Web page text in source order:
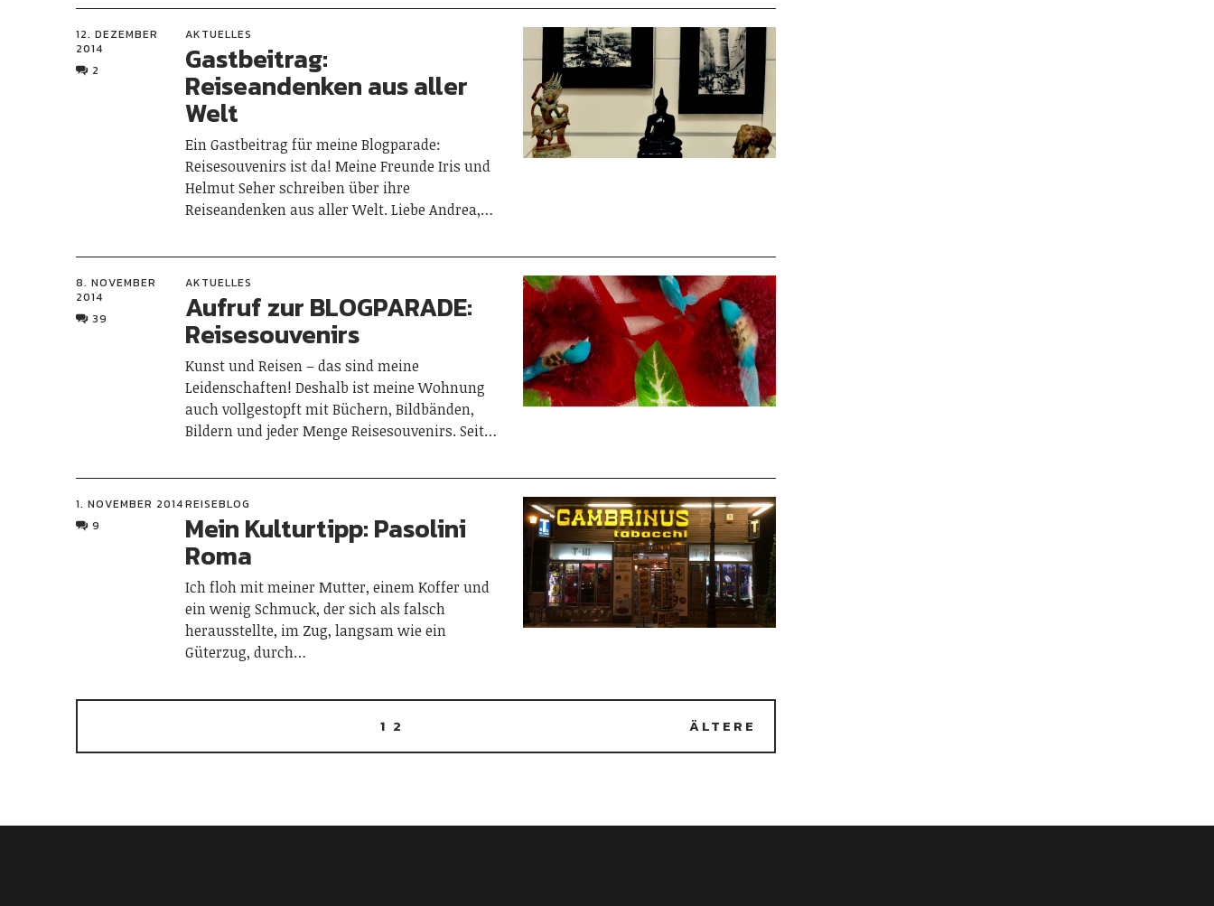
12. DEZEMBER
2014
2
AKTUELLES
Gastbeitrag:
Reiseandenken aus aller
Welt
Ein Gastbeitrag für meine Blogparade:
Reisesouvenirs ist da! Meine Freunde Iris und
Helmut Seher schreiben über ihre
Reiseandenken aus aller Welt. Liebe Andrea,…
8. NOVEMBER
2014
39
AKTUELLES
Aufruf zur BLOGPARADE:
Reisesouvenirs
Kunst und Reisen – das sind meine
Leidenschaften! Deshalb ist meine Wohnung
auch vollgestopft mit Büchern, Bildbänden,
Bildern und jeder Menge Reisesouvenirs. Seit…
1. NOVEMBER 2014
9
REISEBLOG
Mein Kulturtipp: Pasolini
Roma
Ich floh mit meiner Mutter, einem Koffer und
ein wenig Schmuck, der sich als falsch
herausstellte, im Zug, langsam wie ein
Güterzug, durch…
1 2 ÄLTERE